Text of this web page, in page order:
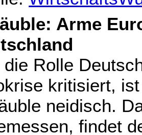
Arme
die Rolle
kritisiert,
neidisch.
findet